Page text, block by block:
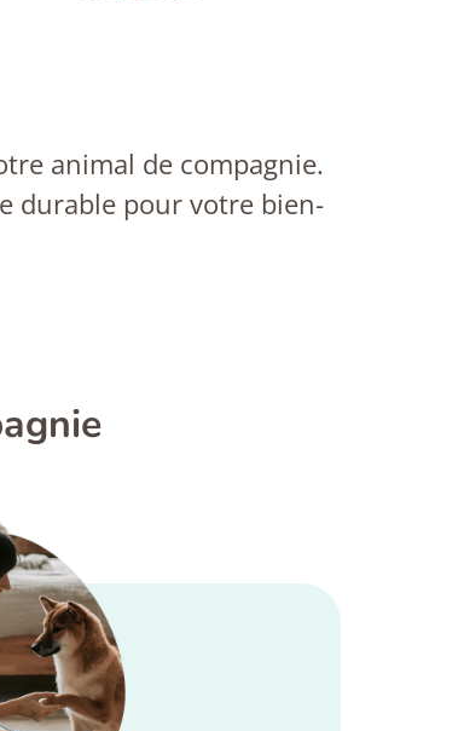
animal de compagnie.
durable pour votre bien-